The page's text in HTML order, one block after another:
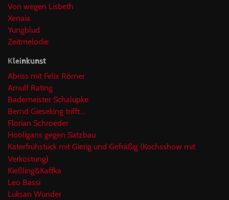
Von wegen Lisbeth
Xenaia
Yungblud
Zeitmelodie
Kleinkunst
Abriss mit Felix Römer
Arnulf Rating
Bademeister Schalupke
Bernd Gieseking trifft....
Florian Schroeder
Hooligans gegen Satzbau
Katerfrühstück mit Gierig und Gefräßig (Kochsshow mit
Verkostung)
Kießling&Kaffka
Leo Bassi
Luksan Wunder